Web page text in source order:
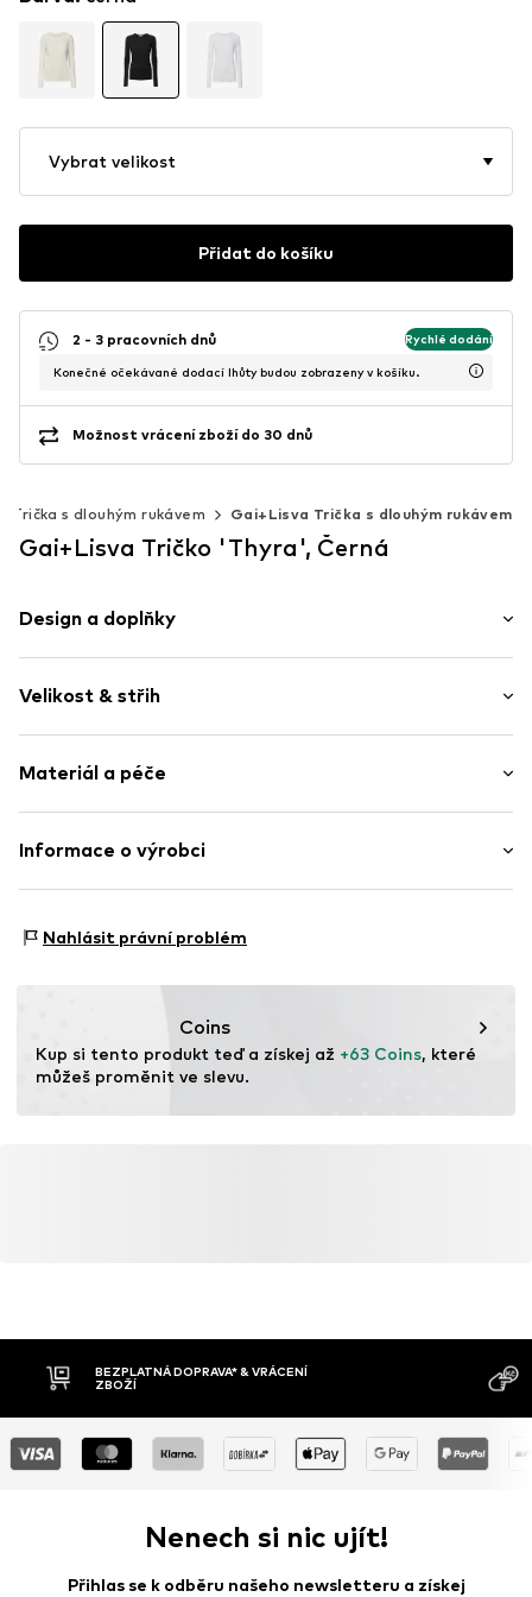
Vybrat velikost
Přidat do košíku
2 - 3 pracovních dnů Rychlé dodání
Konečné očekávané dodací lhůty budou zobrazeny v košíku.
Možnost vrácení zboží do 30 dnů
Trička s dlouhým rukávem Gai+Lisva Trička s dlouhým rukávem
Gai+Lisva Tričko 'Thyra', Černá
Design a doplňky
Bavlna
Kulatý výstřih
Prošitý spodní lem
Položka č. GL11753650 BlackXS
Velikost & střih
Délka: Normální délka
Střih: Úzký pas
Materiál a péče
Materiál: 100% Bavlna
Informace o výrobci
8362 Hørning
Nahlásit právní problém
Coins
Kup si tento produkt teď a získej až +63 Coins, které
můžeš proměnit ve slevu.
BEZPLATNÁ DOPRAVA* & VRÁCENÍ
ZBOŽÍ
Nenech si nic ujít!
Přihlas se k odběru našeho newsletteru a získej